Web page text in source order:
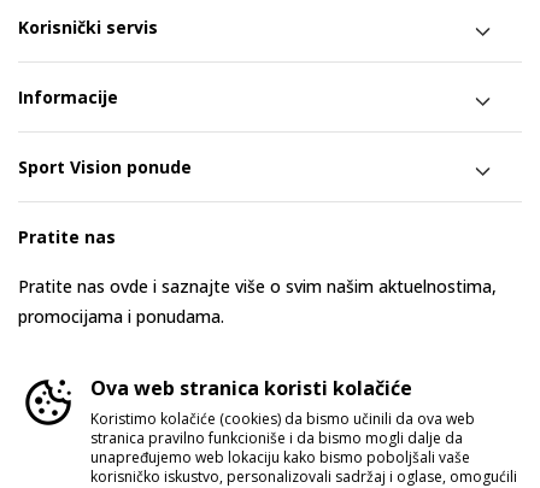
Korisnički servis
Informacije
Sport Vision ponude
Pratite nas
Pratite nas ovde i saznajte više o svim našim aktuelnostima,
promocijama i ponudama.
Ova web stranica koristi kolačiće
Koristimo kolačiće (cookies) da bismo učinili da ova web
stranica pravilno funkcioniše i da bismo mogli dalje da
unapređujemo web lokaciju kako bismo poboljšali vaše
korisničko iskustvo, personalizovali sadržaj i oglase, omogućili